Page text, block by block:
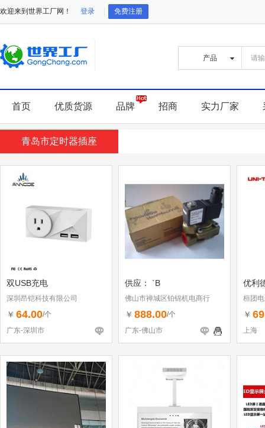
欢迎来到世界工厂网！ 登录 免费注册
首页 优质货源 品牌 招商 实力厂家
青岛市定时器插座
双USB充电
深圳昂铠科技有限公司
￥ 64.00/个
广东-深圳市
供应： `B
佛山市禅城区铂锦机电商行
￥ 888.00/个
广东-佛山市
优利
桓团
￥
上海